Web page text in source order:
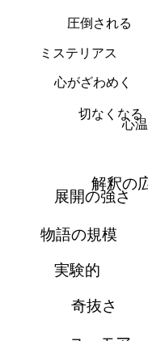
心
切なくなる
心がざわめく
ミステリアス
圧倒される
奇抜さ
実験的
物語の規模
展開の強さ
解釈の